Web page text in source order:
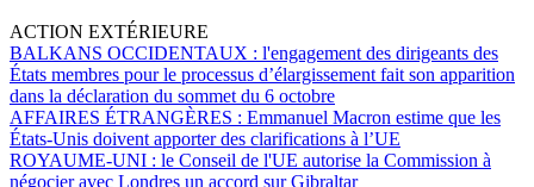
ACTION EXTÉRIEURE
BALKANS OCCIDENTAUX : l'engagement des dirigeants des
États membres pour le processus d’élargissement fait son apparition
dans la déclaration du sommet du 6 octobre
AFFAIRES ÉTRANGÈRES : Emmanuel Macron estime que les
États-Unis doivent apporter des clarifications à l’UE
ROYAUME-UNI : le Conseil de l'UE autorise la Commission à
négocier avec Londres un accord sur Gibraltar